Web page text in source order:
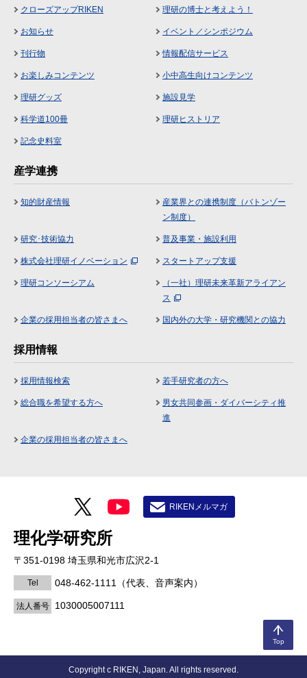
Top
クローズアップRIKEN 理研の博士と考えよう！
お知らせ イベント／シンポジウム
刊行物 情報配信サービス
お楽しみコンテンツ 小中高生向けコンテンツ
理研グッズ 施設見学
科学道100冊 理研ヒストリア
記念史料室
産学連携
知的財産情報
産業界との連携制度（バトンゾー
ン制度）
研究･技術協力 普及事業・施設利用
株式会社理研イノベーション スタートアップ支援
理研コンソーシアム
（一社）理研未来革新アライアン
ス
企業の採用担当者の皆さまへ 国内外の大学・研究機関との協力
採用情報
採用情報検索 若手研究者の方へ
総合職を希望する方へ
男女共同参画・ダイバーシティ推
進
企業の採用担当者の皆さまへ
理化学研究所
〒351-0198 埼玉県和光市広沢2-1
Tel 048-462-1111 （代表、音声案内）
法人番号 1030005007111
RIKENメルマガ
Copyright c RIKEN, Japan. All rights reserved.